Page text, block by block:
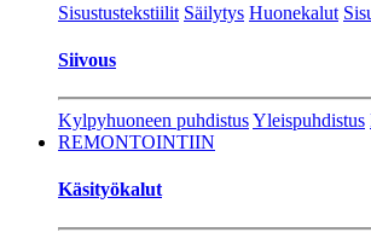
Sisustustekstiilit Säilytys Huonekalut
Siivous
Kylpyhuoneen puhdistusYleispuhdistus
REMONTOINTIIN
Käsityökalut